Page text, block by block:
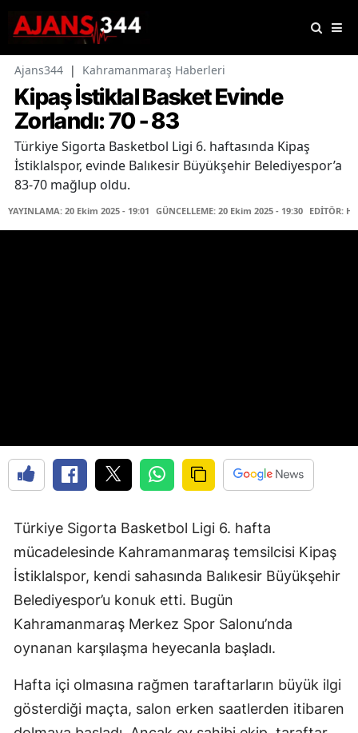
Ajans344 | Kahramanmaraş Haberleri
Kipaş İstiklal Basket Evinde
Zorlandı: 70 - 83
Türkiye Sigorta Basketbol Ligi 6. haftasında Kipaş
İstiklalspor, evinde Balıkesir Büyükşehir Belediyespor’a
83-70 mağlup oldu.
YAYINLAMA: 20 Ekim 2025 - 19:01 GÜNCELLEME: 20 Ekim 2025 - 19:30 EDİTÖR:
Türkiye Sigorta Basketbol Ligi 6. hafta
mücadelesinde Kahramanmaraş temsilcisi Kipaş
İstiklalspor, kendi sahasında Balıkesir Büyükşehir
Belediyespor’u konuk etti. Bugün
Kahramanmaraş Merkez Spor Salonu’nda
oynanan karşılaşma heyecanla başladı.
Hafta içi olmasına rağmen taraftarların büyük ilgi
gösterdiği maçta, salon erken saatlerden itibaren